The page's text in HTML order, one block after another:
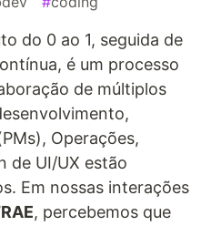
do 0 ao 1, seguida de
é um processo
de múltiplos
Operações,
de UI/UX estão
Em nossas interações
, percebemos que